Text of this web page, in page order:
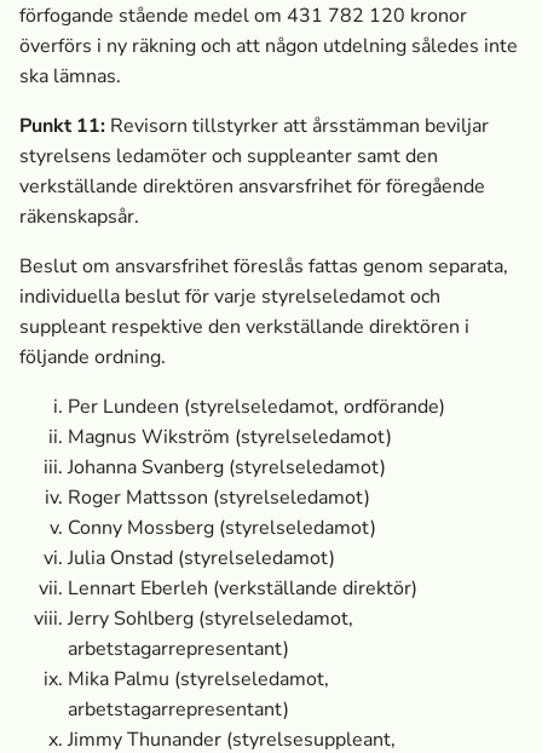
förfogande stående medel om 431 782 120 kronor
överförs i ny räkning och att någon utdelning således inte
ska lämnas.
Punkt 11: Revisorn tillstyrker att årsstämman beviljar
styrelsens ledamöter och suppleanter samt den
verkställande direktören ansvarsfrihet för föregående
räkenskapsår.
Beslut om ansvarsfrihet föreslås fattas genom separata,
individuella beslut för varje styrelseledamot och
suppleant respektive den verkställande direktören i
följande ordning.
Per Lundeen (styrelseledamot, ordförande)
Magnus Wikström (styrelseledamot)
Johanna Svanberg (styrelseledamot)
Roger Mattsson (styrelseledamot)
Conny Mossberg (styrelseledamot)
Julia Onstad (styrelseledamot)
Lennart Eberleh (verkställande direktör)
Jerry Sohlberg (styrelseledamot,
arbetstagarrepresentant)
Mika Palmu (styrelseledamot,
arbetstagarrepresentant)
Jimmy Thunander (styrelsesuppleant,